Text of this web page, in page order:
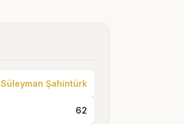
Süleyman Şahintürk
62